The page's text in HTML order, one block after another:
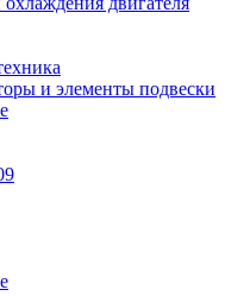
и элементы подвески